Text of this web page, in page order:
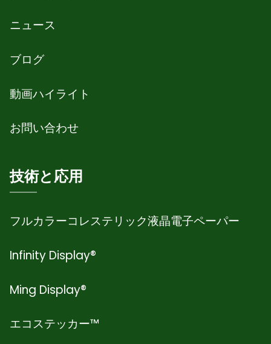
ニュース
ブログ
動画ハイライト
お問い合わせ
技術と応用
フルカラーコレステリック液晶電子ペーパー
Infinity Display®
Ming Display®
エコステッカー™